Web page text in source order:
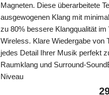
Magneten. Diese überarbeitete
ausgewogenen Klang mit
zu 80% bessere Klangqualität
Wireless. Klare Wiedergabe von
jedes Detail Ihrer Musik perfekt
Raumklang und Surround-
Niveau